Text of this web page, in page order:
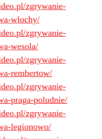
zgrywanie-
wlochy/
zgrywanie-
wesola/
zgrywanie-
rembertow/
zgrywanie-
praga-poludnie/
zgrywanie-
legionowo/